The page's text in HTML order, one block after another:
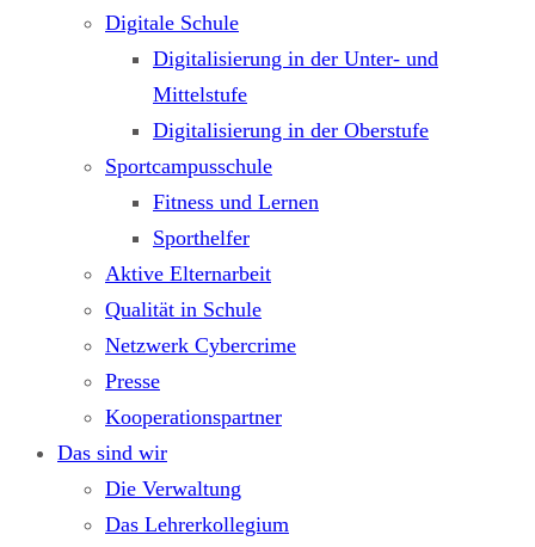
Digitale Schule
Digitalisierung in der Unter- und
Mittelstufe
Digitalisierung in der Oberstufe
Sportcampusschule
Fitness und Lernen
Sporthelfer
Aktive Elternarbeit
Qualität in Schule
Netzwerk Cybercrime
Presse
Kooperationspartner
Das sind wir
Die Verwaltung
Das Lehrerkollegium